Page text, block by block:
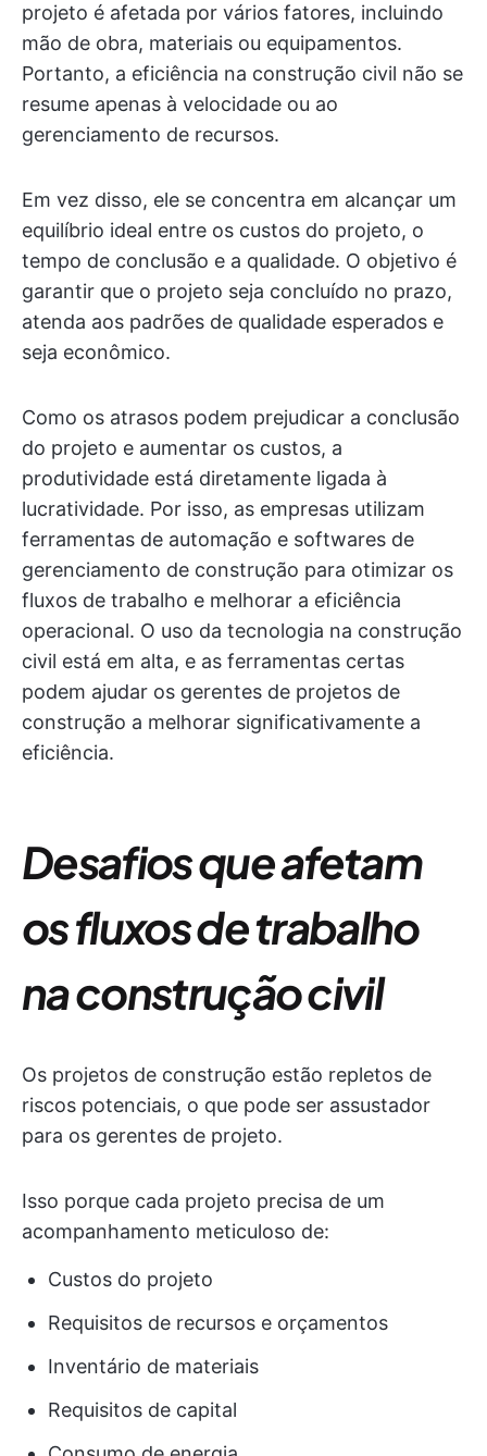
projeto é afetada por vários fatores, incluindo
mão de obra, materiais ou equipamentos.
Portanto, a eficiência na construção civil não se
resume apenas à velocidade ou ao
gerenciamento de recursos.
Em vez disso, ele se concentra em alcançar um
equilíbrio ideal entre os custos do projeto, o
tempo de conclusão e a qualidade. O objetivo é
garantir que o projeto seja concluído no prazo,
atenda aos padrões de qualidade esperados e
seja econômico.
Como os atrasos podem prejudicar a conclusão
do projeto e aumentar os custos, a
produtividade está diretamente ligada à
lucratividade. Por isso, as empresas utilizam
ferramentas de automação e softwares de
gerenciamento de construção para otimizar os
fluxos de trabalho e melhorar a eficiência
operacional. O uso da tecnologia na construção
civil está em alta, e as ferramentas certas
podem ajudar os gerentes de projetos de
construção a melhorar significativamente a
eficiência.
Desafios que afetam
os fluxos de trabalho
na construção civil
Os projetos de construção estão repletos de
riscos potenciais, o que pode ser assustador
para os gerentes de projeto.
Isso porque cada projeto precisa de um
acompanhamento meticuloso de:
Custos do projeto
Requisitos de recursos e orçamentos
Inventário de materiais
Requisitos de capital